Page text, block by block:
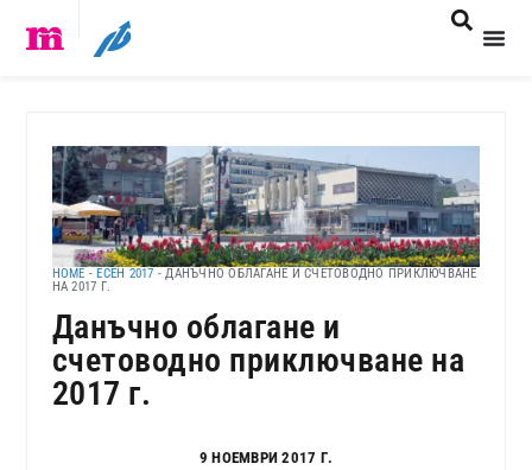
HOME - ЕСЕН 2017 -ДАНЪЧНО ОБЛАГАНЕ И СЧЕТОВОДНО ПРИКЛЮЧВАНЕ
НА 2017 Г.
Данъчно облагане и
счетоводно приключване на
2017 г.
9 НОЕМВРИ 2017 Г.